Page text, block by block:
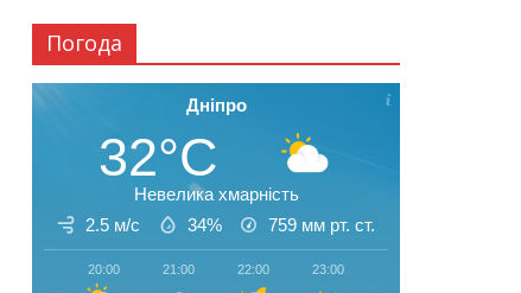
Погода
Дніпро
32°C
Невелика хмарність
2.5 м/с
34% 759 мм рт. ст.
20:00 21:00 22:00 23:00